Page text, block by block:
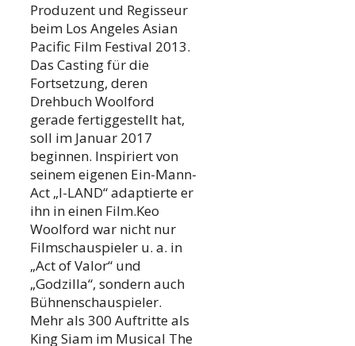
Produzent und Regisseur
beim Los Angeles Asian
Pacific Film Festival 2013.
Das Casting für die
Fortsetzung, deren
Drehbuch Woolford
gerade fertiggestellt hat,
soll im Januar 2017
beginnen. Inspiriert von
seinem eigenen Ein-Mann-
Act „I-LAND“ adaptierte er
ihn in einen Film.Keo
Woolford war nicht nur
Filmschauspieler u. a. in
„Act of Valor“ und
„Godzilla“, sondern auch
Bühnenschauspieler.
Mehr als 300 Auftritte als
King Siam im Musical The